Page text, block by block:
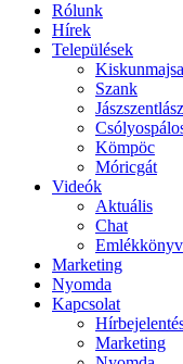
Rólunk
Hírek
Települések
Kiskunmajsa
Szank
Kömpöc
Móricgát
Videók
Aktuális
Chat
Emlékkönyv
Marketing
Nyomda
Kapcsolat
Marketing